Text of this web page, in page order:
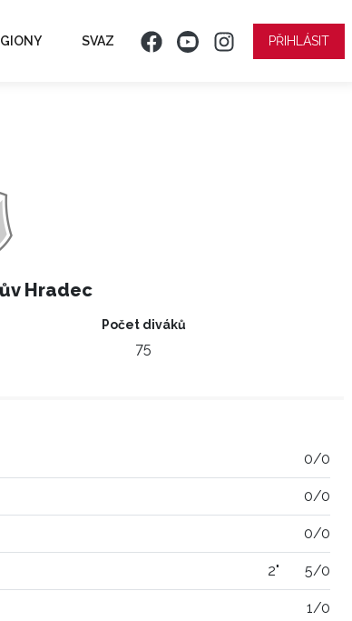
SVAZ PŘIHLÁSIT
Hradec
Počet diváků
75
0/0
0/0
0/0
2" 5/0
1/0